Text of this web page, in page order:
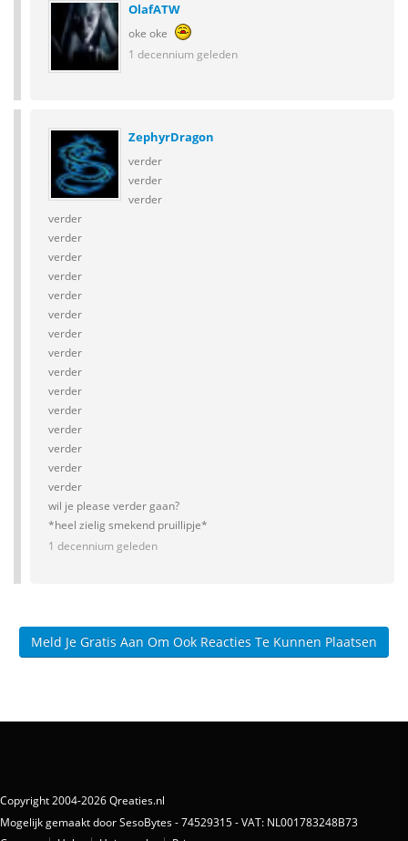
OlafATW
oke oke
1 decennium geleden
ZephyrDragon
verder
verder
verder
verder
verder
verder
verder
verder
verder
verder
verder
verder
verder
verder
verder
verder
verder
verder
wil je please verder gaan?
*heel zielig smekend pruillipje*
1 decennium geleden
Meld Je Gratis Aan Om Ook Reacties Te Kunnen Plaatsen
Copyright 2004-2026 Qreaties.nl
Mogelijk gemaakt door SesoBytes - 74529315 - VAT: NL001783248B73